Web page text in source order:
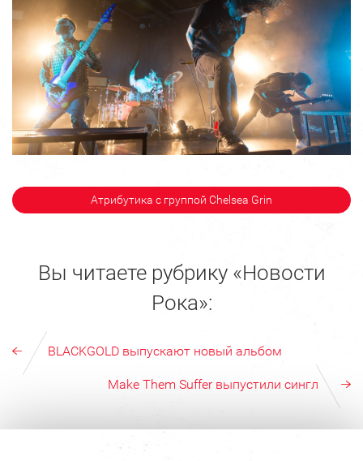
Атрибутика с группой Chelsea Grin
Вы читаете рубрику «Новости
Рока»:
BLACKGOLD выпускают новый альбом
Make Them Suffer выпустили сингл